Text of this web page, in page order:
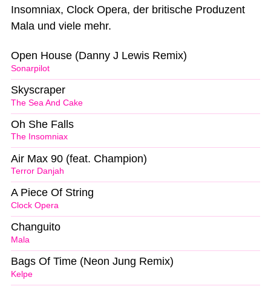
Insomniax, Clock Opera, der britische Produzent
Mala und viele mehr.
Sonarpilot
Open House (Danny J Lewis Remix)
The Sea And Cake
Skyscraper
The Insomniax
Oh She Falls
Terror Danjah
Air Max 90 (feat. Champion)
Clock Opera
A Piece Of String
Mala
Changuito
Kelpe
Bags Of Time (Neon Jung Remix)